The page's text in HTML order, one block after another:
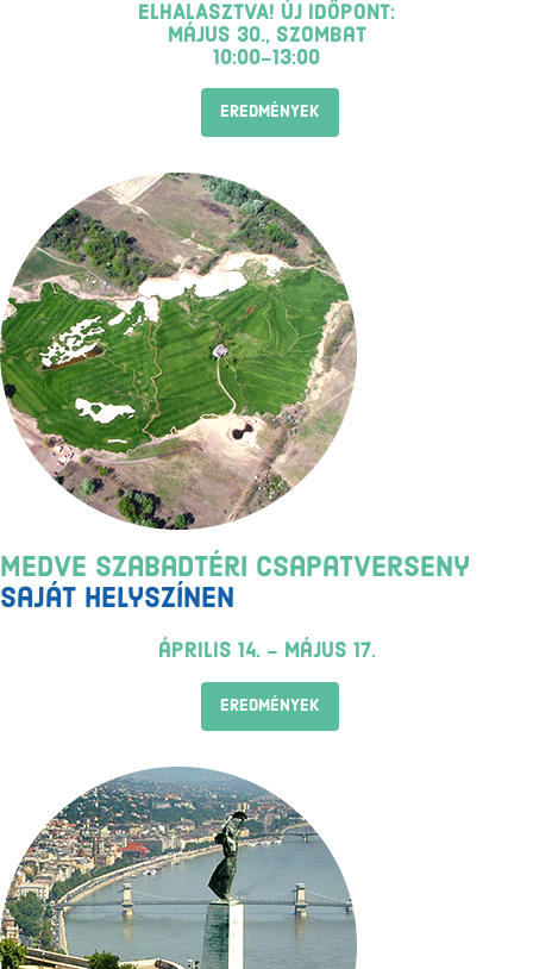
ELHALASZTVA! ÚJ IDŐPONT:
május 30., szombat
10:00-13:00
EREDMÉNYEK
Medve Szabadtéri Csapatverseny
Saját helyszínen
április 14. - május 17.
EREDMÉNYEK